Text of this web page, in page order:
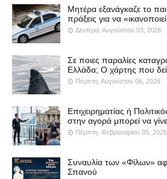
Μητέρα εξανάγκαζε το
πράξεις για να
Δευτέρα, Αυγούστου 03, 2026
Σε ποιες παραλίες
Ελλάδα; Ο χάρτης που
Πέμπτη, Αυγούστου 06, 2026
Επιχειρηματίας ή
στην αγορά μπορεί να
Πέμπτη, Φεβρουαρίου 05, 2026
Συναυλία των «Φίλων»
Σπανού